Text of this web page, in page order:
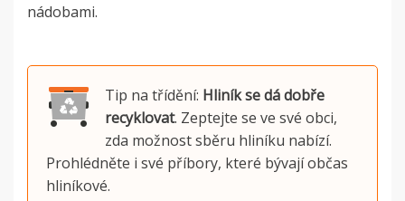
nádobami.
Tip na třídění: Hliník se dá dobře
recyklovat. Zeptejte se ve své obci,
zda možnost sběru hliníku nabízí.
Prohlédněte i své příbory, které bývají občas
hliníkové.